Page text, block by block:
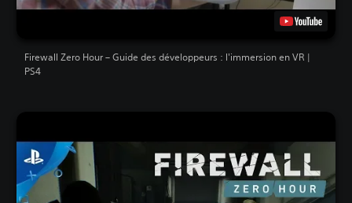
Firewall Zero Hour – Guide des développeurs : l'immersion en VR |
PS4